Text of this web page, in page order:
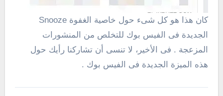
كان هذا هو كل شىء حول خاصية الغفوة Snooze
الجديدة فى الفيس بوك للتخلص من المنشورات
المزعجة . فى الأخير، لا تنسى أن تشاركنا رأيك حول
هذه الميزة الجديدة فى الفيس بوك .